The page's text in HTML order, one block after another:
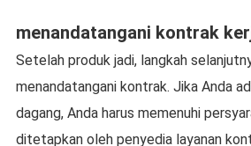
menandatangani kontrak
Setelah produk jadi, langkah
menandatangani kontrak. Jika Anda
dagang, Anda harus memenuhi
ditetapkan oleh penyedia layanan